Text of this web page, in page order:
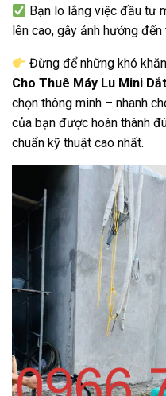
Bạn lo lắng việc đầu tư
lên cao, gây ảnh hưởng
Đừng để những khó
Cho Thuê Máy Lu Mini
chọn thông minh – nhanh
của bạn được hoàn thành
chuẩn kỹ thuật cao nhất.